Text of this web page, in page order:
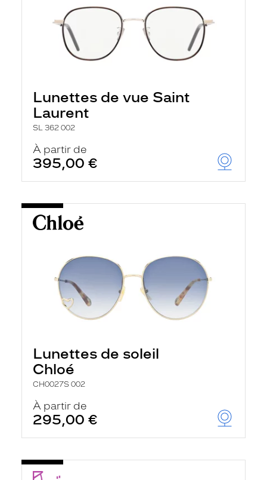
Lunettes de vue Saint
Laurent
SL 362 002
À partir de
395,00 €
Lunettes de soleil
Chloé
CH0027S 002
À partir de
295,00 €